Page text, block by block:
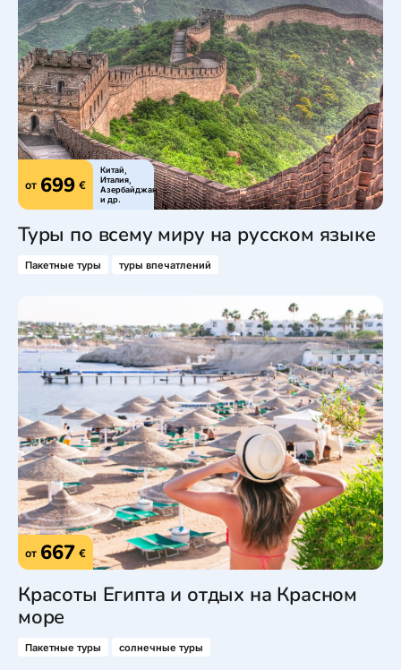
от 699 €
Китай,
Италия,
Азербайджан
и др.
Туры по всему миру на русском языке
Пакетные туры туры впечатлений
от 667 €
Красоты Египта и отдых на Красном
море
Пакетные туры солнечные туры